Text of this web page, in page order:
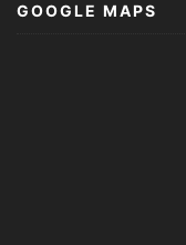
GOOGLE MAPS